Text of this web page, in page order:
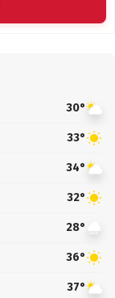
30°
33°
34°
32°
28°
36°
37°